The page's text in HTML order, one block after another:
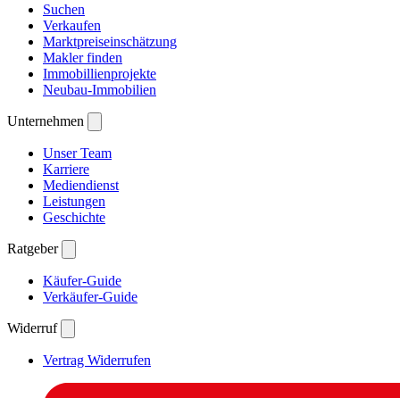
Suchen
Verkaufen
Marktpreiseinschätzung
Makler finden
Immobillienprojekte
Neubau-Immobilien
Unternehmen
Unser Team
Karriere
Mediendienst
Leistungen
Geschichte
Ratgeber
Käufer-Guide
Verkäufer-Guide
Widerruf
Vertrag Widerrufen